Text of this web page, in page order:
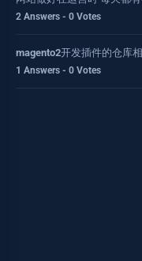
2 Answers - 0 Votes
magento2开发插件的仓库
1 Answers - 0 Votes